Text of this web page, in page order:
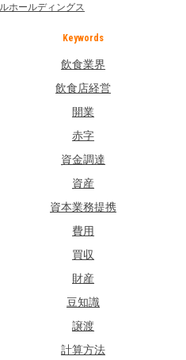
ホールディングス
Keywords
飲食業界
飲食店経営
開業
赤字
資金調達
資産
資本業務提携
費用
買収
財産
豆知識
譲渡
計算方法